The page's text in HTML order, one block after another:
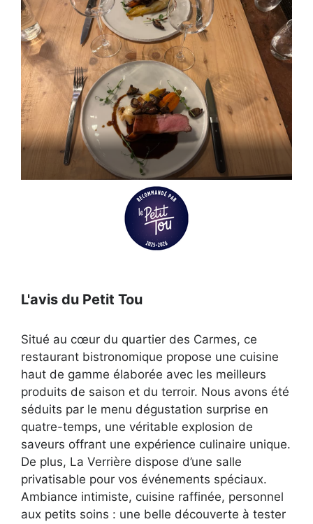
L'avis du Petit Tou
Situé au cœur du quartier des Carmes, ce
restaurant bistronomique propose une cuisine
haut de gamme élaborée avec les meilleurs
produits de saison et du terroir. Nous avons été
séduits par le menu dégustation surprise en
quatre-temps, une véritable explosion de
saveurs offrant une expérience culinaire unique.
De plus, La Verrière dispose d’une salle
privatisable pour vos événements spéciaux.
Ambiance intimiste, cuisine raffinée, personnel
aux petits soins : une belle découverte à tester